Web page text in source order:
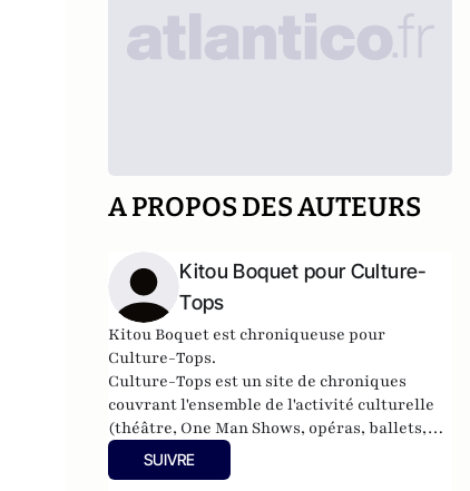
A PROPOS DES AUTEURS
Kitou Boquet pour Culture-
Tops
Kitou Boquet est chroniqueuse pour
Culture-Tops.
Culture-Tops est un site de chroniques
couvrant l'ensemble de l'activité culturelle
(théâtre, One Man Shows, opéras, ballets,
spectacles divers, cinéma, expos, livres,
etc.).
SUIVRE